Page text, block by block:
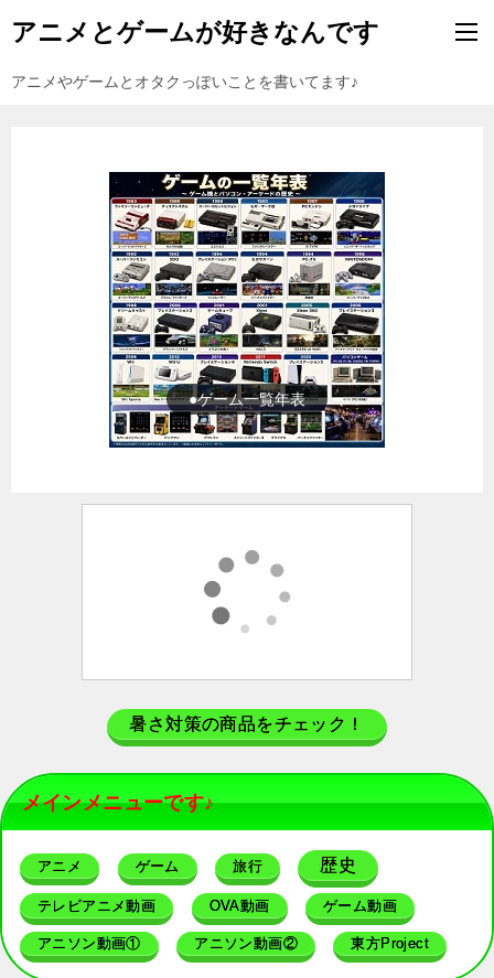
アニメとゲームが好きなんです
アニメやゲームとオタクっぽいことを書いてます♪
●ゲーム一覧年表
暑さ対策の商品をチェック！
メインメニューです♪
アニメ ゲーム 旅行 歴史
テレビアニメ動画 OVA動画 ゲーム動画
アニソン動画① アニソン動画② 東方Project